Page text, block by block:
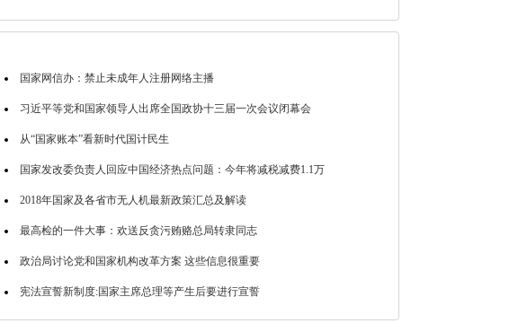
国家网信办：禁止未成年人注册网络主播
习近平等党和国家领导人出席全国政协十三届一次会议闭幕会
从“国家账本”看新时代国计民生
国家发改委负责人回应中国经济热点问题：今年将减税减费1.1万
2018年国家及各省市无人机最新政策汇总及解读
最高检的一件大事：欢送反贪污贿赂总局转隶同志
政治局讨论党和国家机构改革方案 这些信息很重要
宪法宣誓新制度:国家主席总理等产生后要进行宣誓